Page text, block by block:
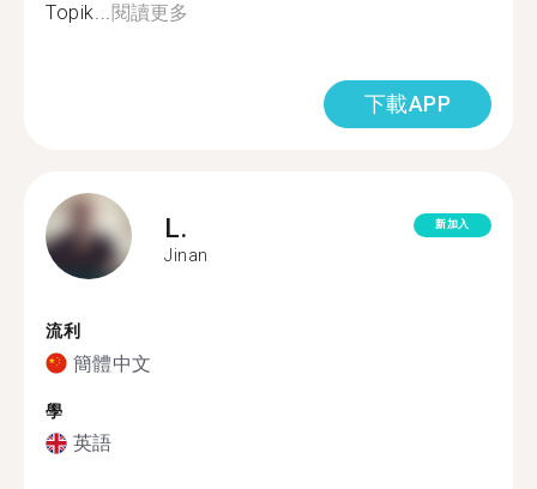
Topik...閱讀更多
下載APP
L.
Jinan
新加入
流利
簡體中文
學
英語